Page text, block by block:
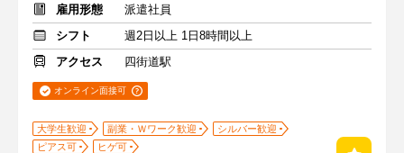
雇用形態
派遣社員
シフト
週2日以上 1日8時間以上
アクセス
四街道駅
オンライン面接可
大学生歓迎 副業・Ｗワーク歓迎
シルバー歓迎
ピアス可
ヒゲ可